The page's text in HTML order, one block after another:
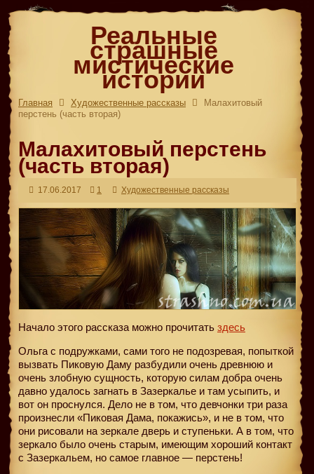
Реальные
страшные
мистические
истории
Главная Художественные рассказы
Малахитовый
перстень (часть вторая)
Малахитовый перстень
(часть вторая)
17.06.2017 1 Художественные рассказы
Начало этого рассказа можно прочитать здесь
Ольга с подружками, сами того не подозревая, попыткой
вызвать Пиковую Даму разбудили очень древнюю и
очень злобную сущность, которую силам добра очень
давно удалось загнать в Зазеркалье и там усыпить, и
вот он проснулся. Дело не в том, что девчонки три раза
произнесли «Пиковая Дама, покажись», и не в том, что
они рисовали на зеркале дверь и ступеньки. А в том, что
зеркало было очень старым, имеющим хороший контакт
с Зазеркальем, но самое главное — перстень!